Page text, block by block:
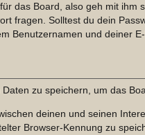
das Board, also geh mit
fragen. Solltest du dein
Benutzernamen und deiner
zu speichern, um das
deinen und seinen
Browser-Kennung zu